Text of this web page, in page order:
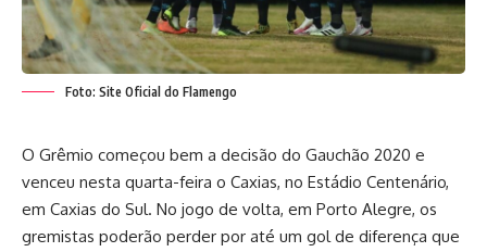
Foto: Site Oficial do Flamengo
O Grêmio começou bem a decisão do Gauchão 2020 e
venceu nesta quarta-feira o Caxias, no Estádio Centenário,
em Caxias do Sul. No jogo de volta, em Porto Alegre, os
gremistas poderão perder por até um gol de diferença que